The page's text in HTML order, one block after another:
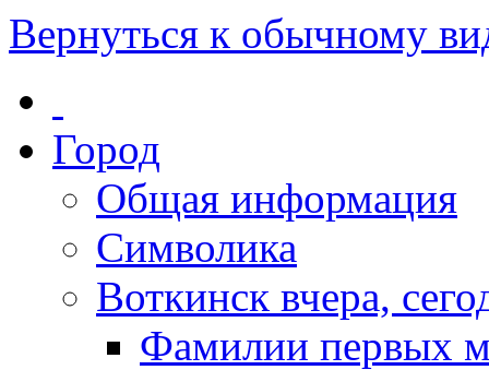
Вернуться к обычному
Город
Общая информация
Символика
Воткинск вчера,
Фамилии первых